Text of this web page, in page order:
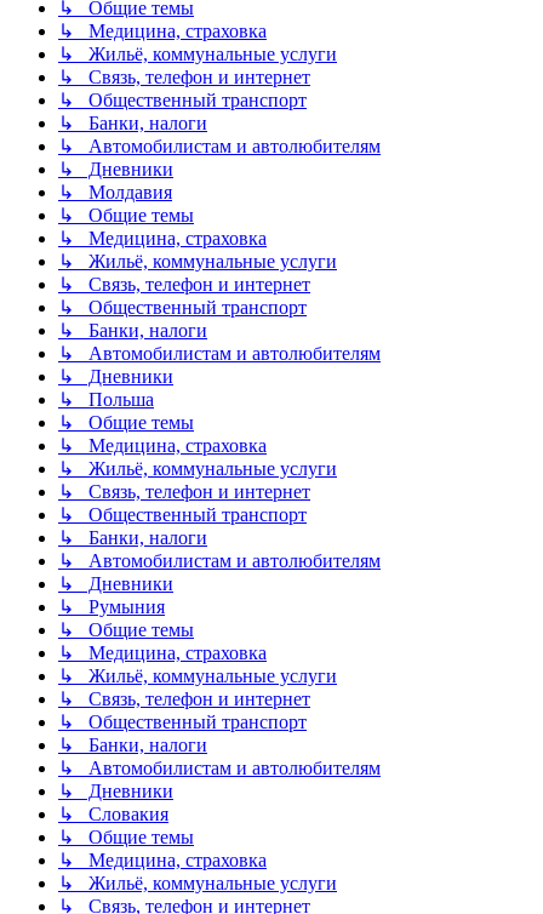
↳ Общие темы
↳ Медицина, страховка
↳ Жильё, коммунальные услуги
↳ Связь, телефон и интернет
↳ Общественный транспорт
↳ Банки, налоги
↳ Автомобилистам и автолюбителям
↳ Дневники
↳ Молдавия
↳ Общие темы
↳ Медицина, страховка
↳ Жильё, коммунальные услуги
↳ Связь, телефон и интернет
↳ Общественный транспорт
↳ Банки, налоги
↳ Автомобилистам и автолюбителям
↳ Дневники
↳ Польша
↳ Общие темы
↳ Медицина, страховка
↳ Жильё, коммунальные услуги
↳ Связь, телефон и интернет
↳ Общественный транспорт
↳ Банки, налоги
↳ Автомобилистам и автолюбителям
↳ Дневники
↳ Румыния
↳ Общие темы
↳ Медицина, страховка
↳ Жильё, коммунальные услуги
↳ Связь, телефон и интернет
↳ Общественный транспорт
↳ Банки, налоги
↳ Автомобилистам и автолюбителям
↳ Дневники
↳ Словакия
↳ Общие темы
↳ Медицина, страховка
↳ Жильё, коммунальные услуги
↳ Связь, телефон и интернет